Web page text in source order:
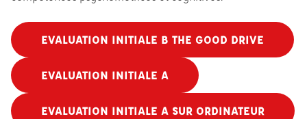
EVALUATION INITIALE B THE GOOD DRIVE
EVALUATION INITIALE A
EVALUATION INITIALE A SUR ORDINATEUR